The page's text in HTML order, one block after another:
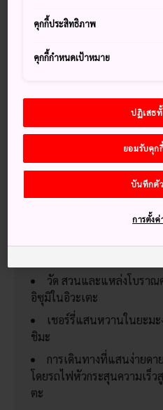
และกิจกรรมกลางแจ้งมากมาย เ
ภูมิภาคนี้จึงเป็นสิ่งที่น่าตื่นเต้นโ
ระหว่างทาง ทำให้ การเดินทาง
ของเกาะหลักของญี่ปุ่นเป็นควา
พลาดไม่ได้
แสง สี เสียง และเรื่องราวที่
วัด สวนและแหล่งโบราณ
อิซุมิในอิวะเตะ
เชอร์รี่แสนหวานในยะม
ชิมะ
การเดินทางที่แสนง่ายดา
โดยรถไฟหัวกระสุนความเร็ว
ตะ
คุกกี้ประสิทธิภาพ
คุกกี้กำหนดเป้าหมาย
ปฏิเสธ
ยอมรับคุก
บันทึกตั
การตั้ง